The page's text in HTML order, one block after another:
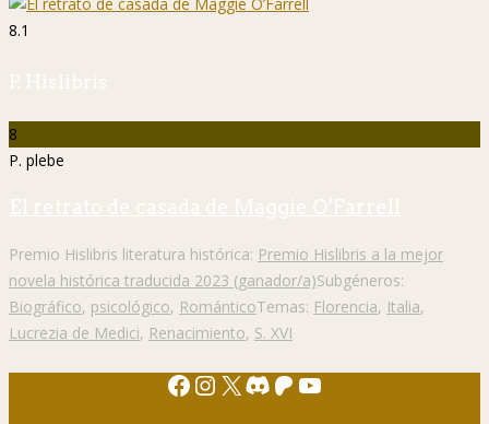
8.1
P. Hislibris
8
P. plebe
El retrato de casada de Maggie O’Farrell
Premio Hislibris literatura histórica: Premio Hislibris a la mejor
novela histórica traducida 2023 (ganador/a)Subgéneros:
Biográfico, psicológico, RománticoTemas: Florencia, Italia,
Lucrezia de Medici, Renacimiento, S. XVI
Facebook
Instagram
X Discord
Patreon
YouTube